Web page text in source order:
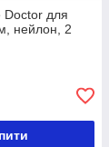
для
нейлон, 2